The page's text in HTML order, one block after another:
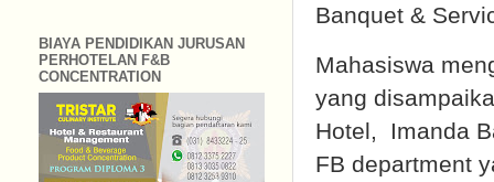
Banquet &
Mahasiswa
yang
Hotel, Imanda
FB department
BIAYA PENDIDIKAN JURUSAN
PERHOTELAN F&B
CONCENTRATION